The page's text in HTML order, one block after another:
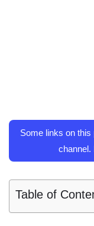
Some links on this
channel.
Table of